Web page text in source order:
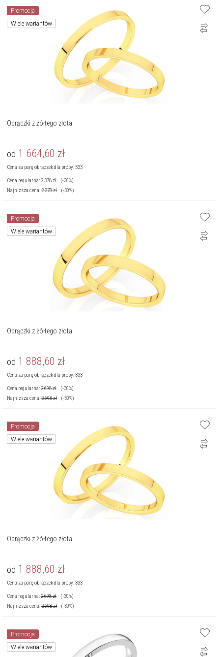
Promocja
Wiele wariantów
Obrączki z żółtego złota
od 1 664,60 zł
Cena za parę obrączek dla próby: 333
Cena regularna:2 378zł
(-30%)
Najniższa cena:2 378zł (-30%)
Promocja
Wiele wariantów
Obrączki z żółtego złota
od 1 888,60 zł
Cena za parę obrączek dla próby: 333
Cena regularna:2 698zł
(-30%)
Najniższa cena:2 698zł (-30%)
Promocja
Wiele wariantów
Obrączki z żółtego złota
od 1 888,60 zł
Cena za parę obrączek dla próby: 333
Cena regularna:2 698zł
(-30%)
Najniższa cena:2 698zł (-30%)
Promocja
Wiele wariantów